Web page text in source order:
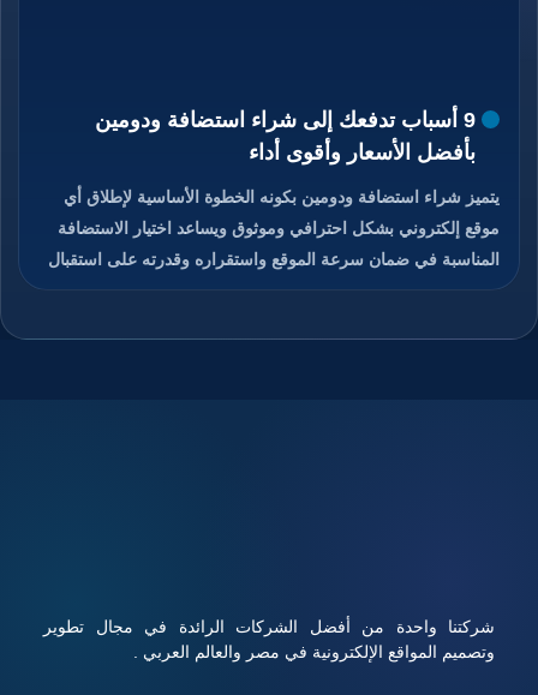
9 أسباب تدفعك إلى شراء استضافة ودومين
بأفضل الأسعار وأقوى أداء
يتميز شراء استضافة ودومين بكونه الخطوة الأساسية لإطلاق أي
موقع إلكتروني بشكل احترافي وموثوق ويساعد اختيار الاستضافة
المناسبة في ضمان سرعة الموقع واستقراره وقدرته على استقبال
الزوار دون انقطاع، كما يمنح الدومين هوية رقمية مميزة تسهل على
شركتنا واحدة من أفضل الشركات الرائدة في مجال تطوير
وتصميم المواقع الإلكترونية في مصر والعالم العربي .